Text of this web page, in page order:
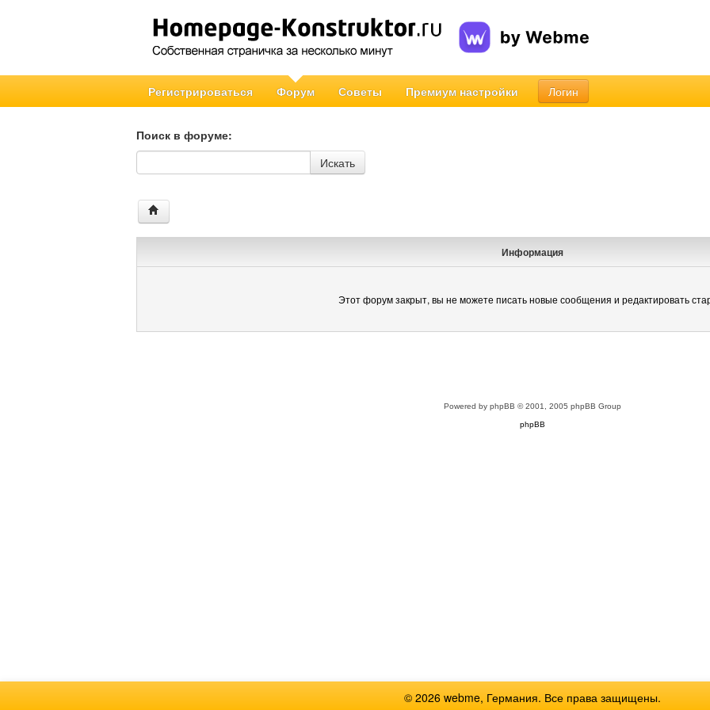
Регистрироваться Форум Советы Премиум настройки Логин
Поиск в форуме:
Поиск в форуме
Искать
Информация
Этот форум закрыт, вы не можете писать новые сообщения и редактировать
Powered by phpBB © 2001, 2005 phpBB Group
phpBB
© 2026 webme, Германия. Все права защищены.